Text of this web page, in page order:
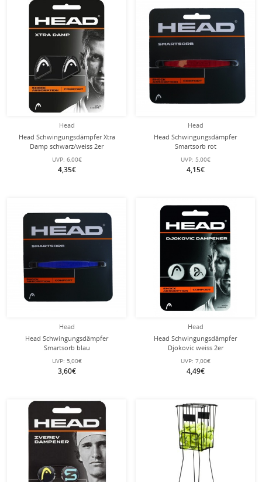
Head
Head Schwingungsdämpfer Xtra
Damp schwarz/weiss 2er
UVP: 6,00€
4,35€
Head
Head Schwingungsdämpfer
Smartsorb rot
UVP: 5,00€
4,15€
Head
Head Schwingungsdämpfer
Smartsorb blau
UVP: 5,00€
3,60€
Head
Head Schwingungsdämpfer
Djokovic weiss 2er
UVP: 7,00€
4,49€